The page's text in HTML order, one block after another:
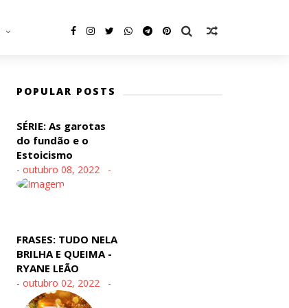
POPULAR POSTS
SÉRIE: As garotas
do fundão e o
Estoicismo
- outubro 08, 2022
FRASES: TUDO NELA
BRILHA E QUEIMA -
RYANE LEÃO
- outubro 02, 2022